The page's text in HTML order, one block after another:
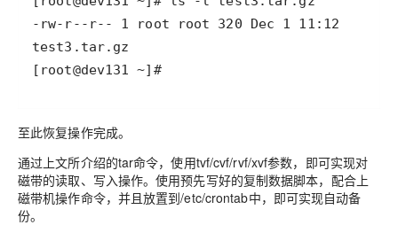
[root@dev131 ~]#
至此恢复操作完成。
通过上文所介绍的tar命令，使用tvf/cvf/rvf/xvf参数，即可实现对
磁带的读取、写入操作。使用预先写好的复制数据脚本，配合上
磁带机操作命令，并且放置到/etc/crontab中，即可实现自动备
份。